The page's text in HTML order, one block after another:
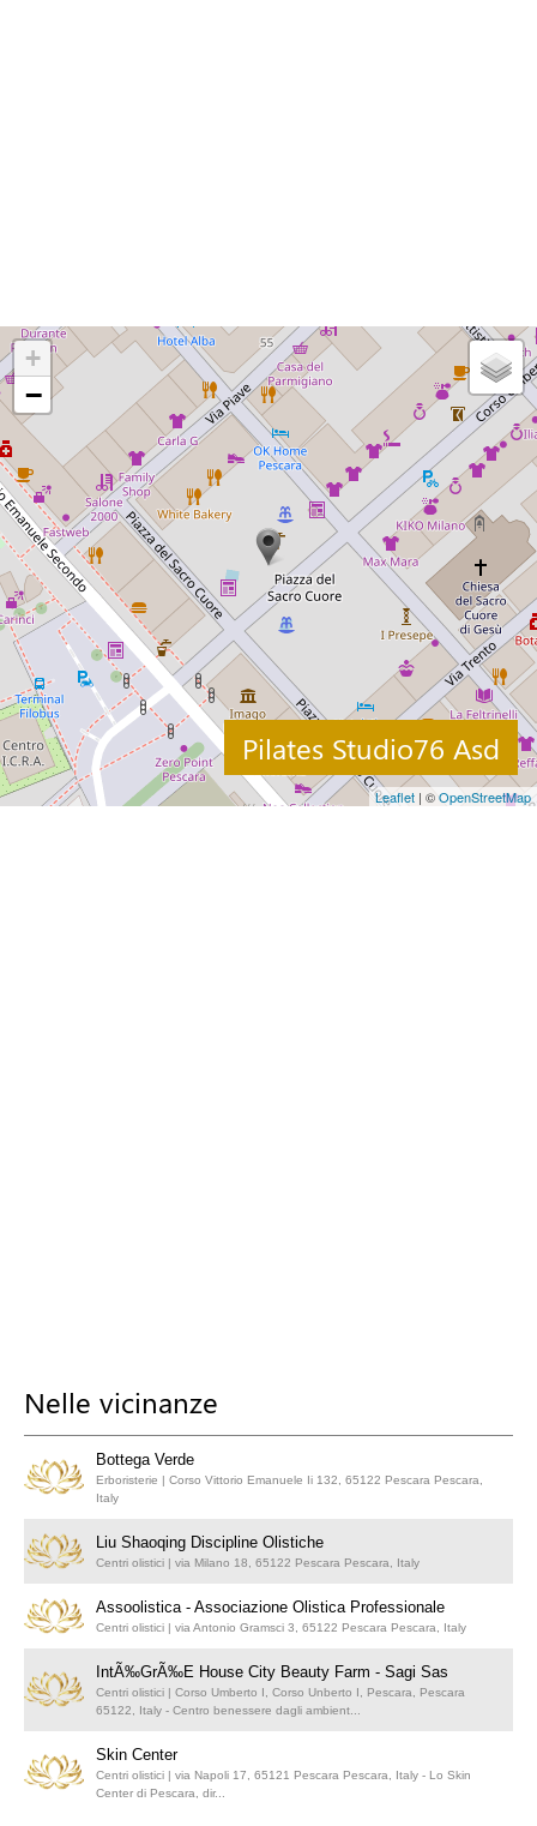
+
−
Leaflet | ©OpenStreetMap
Pilates Studio76 Asd
Nelle vicinanze
Bottega Verde
Erboristerie | Corso Vittorio Emanuele Ii 132, 65122 Pescara Pescara,
Italy
Liu Shaoqing Discipline Olistiche
Centri olistici | via Milano 18, 65122 Pescara Pescara, Italy
Assoolistica - Associazione Olistica Professionale
Centri olistici | via Antonio Gramsci 3, 65122 Pescara Pescara, Italy
IntÃ‰GrÃ‰E House City Beauty Farm - Sagi Sas
Centri olistici | Corso Umberto I, Corso Unberto I, Pescara, Pescara
65122, Italy - Centro benessere dagli ambient...
Skin Center
Centri olistici | via Napoli 17, 65121 Pescara Pescara, Italy - Lo Skin
Center di Pescara, dir...